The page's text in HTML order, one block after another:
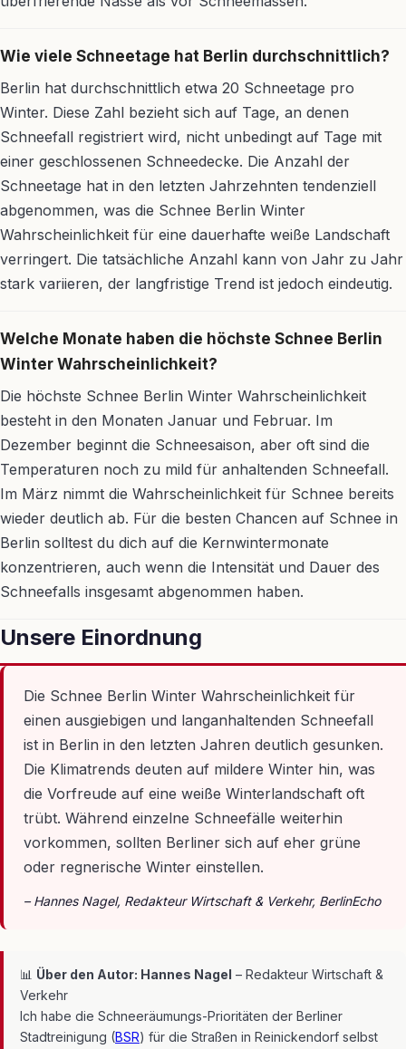
Wie viele Schneetage hat Berlin durchschnittlich?
Berlin hat durchschnittlich etwa 20 Schneetage pro
Winter. Diese Zahl bezieht sich auf Tage, an denen
Schneefall registriert wird, nicht unbedingt auf Tage mit
einer geschlossenen Schneedecke. Die Anzahl der
Schneetage hat in den letzten Jahrzehnten tendenziell
abgenommen, was die Schnee Berlin Winter
Wahrscheinlichkeit für eine dauerhafte weiße Landschaft
verringert. Die tatsächliche Anzahl kann von Jahr zu Jahr
stark variieren, der langfristige Trend ist jedoch eindeutig.
Welche Monate haben die höchste Schnee Berlin
Winter Wahrscheinlichkeit?
Die höchste Schnee Berlin Winter Wahrscheinlichkeit
besteht in den Monaten Januar und Februar. Im
Dezember beginnt die Schneesaison, aber oft sind die
Temperaturen noch zu mild für anhaltenden Schneefall.
Im März nimmt die Wahrscheinlichkeit für Schnee bereits
wieder deutlich ab. Für die besten Chancen auf Schnee in
Berlin solltest du dich auf die Kernwintermonate
konzentrieren, auch wenn die Intensität und Dauer des
Schneefalls insgesamt abgenommen haben.
Unsere Einordnung
Die Schnee Berlin Winter Wahrscheinlichkeit für
einen ausgiebigen und langanhaltenden Schneefall
ist in Berlin in den letzten Jahren deutlich gesunken.
Die Klimatrends deuten auf mildere Winter hin, was
die Vorfreude auf eine weiße Winterlandschaft oft
trübt. Während einzelne Schneefälle weiterhin
vorkommen, sollten Berliner sich auf eher grüne
oder regnerische Winter einstellen.
– Hannes Nagel, Redakteur Wirtschaft & Verkehr, BerlinEcho
📊 Über den Autor: Hannes Nagel – Redakteur Wirtschaft &
Verkehr
Ich habe die Schneeräumungs-Prioritäten der Berliner
Stadtreinigung (BSR) für die Straßen in Reinickendorf selbst